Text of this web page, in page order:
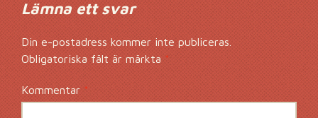
Lämna ett svar
Din e-postadress kommer inte publiceras.
Obligatoriska fält är märkta*
Kommentar*